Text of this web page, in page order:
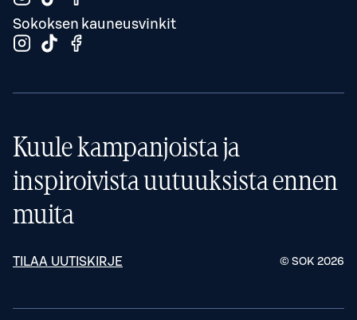
Sokoksen kauneusvinkit
Kuule kampanjoista ja
inspiroivista uutuuksista ennen
muita
TILAA UUTISKIRJE © SOK 2026